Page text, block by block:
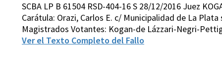
SCBA LP B 61504 RSD-404-16 S 28/12/2016 Juez
Carátula: Orazi, Carlos E. c/ Municipalidad de La
Magistrados Votantes: Kogan-de Lázzari-Negri-
Ver el Texto Completo del Fallo